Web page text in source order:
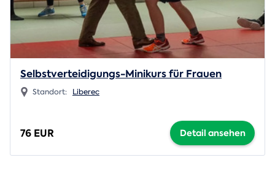
Selbstverteidigungs-Minikurs für Frauen
Standort: Liberec
76 EUR Detail ansehen